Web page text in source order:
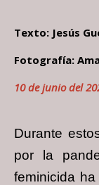
Texto: Jesús
Fotografía:
10 de junio del
Durante
por la
feminicida